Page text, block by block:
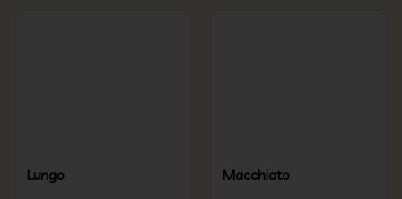
Lungo Macchiato